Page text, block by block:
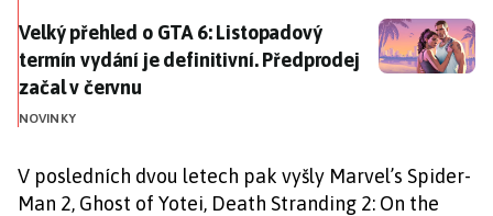
Velký přehled o GTA 6: Listopadový termín vydání je
Velký přehled o GTA 6: Listopadový
termín vydání je definitivní. Předprodej
začal v červnu
NOVINKY
V posledních dvou letech pak vyšly Marvel’s Spider-
Man 2, Ghost of Yotei, Death Stranding 2: On the